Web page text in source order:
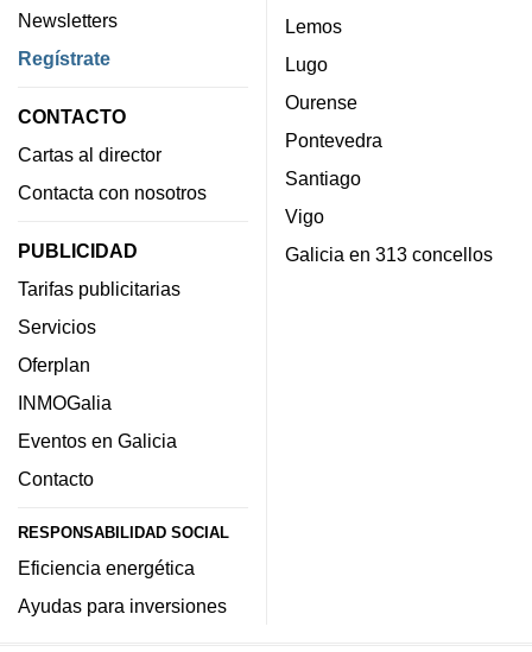
Newsletters
Regístrate
CONTACTO
Cartas al director
Contacta con nosotros
PUBLICIDAD
Tarifas publicitarias
Servicios
Oferplan
INMOGalia
Eventos en Galicia
Contacto
RESPONSABILIDAD SOCIAL
Eficiencia energética
Ayudas para inversiones
Lemos
Lugo
Ourense
Pontevedra
Santiago
Vigo
Galicia en 313 concellos